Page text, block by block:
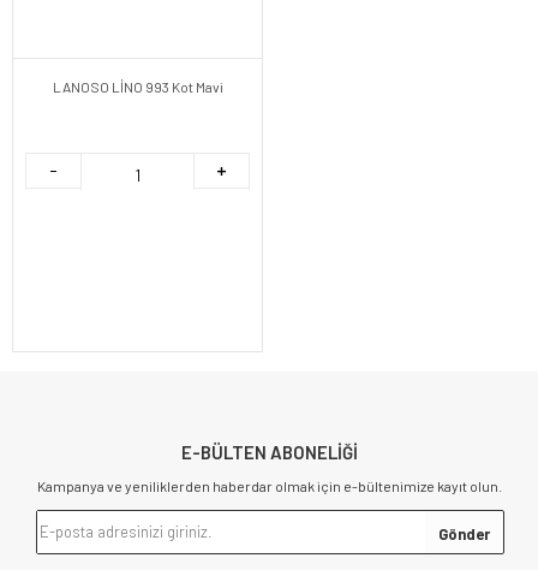
LANOSO LİNO 993 Kot Mavi
E-BÜLTEN ABONELİĞİ
Kampanya ve yeniliklerden haberdar olmak için e-bültenimize kayıt olun.